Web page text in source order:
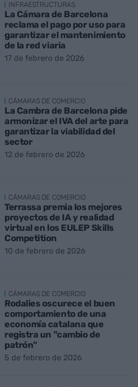
INFRAESTRUCTURAS
La Cámara de Barcelona
reclama el pago por uso para
garantizar el mantenimiento
de la red viaria
17 de febrero de 2026
CÁMARAS DE COMERCIO
La Cambra de Barcelona pide
armonizar el IVA del arte para
garantizar la viabilidad del
sector
12 de febrero de 2026
CÁMARAS DE COMERCIO
Terrassa premia los mejores
proyectos de IA y realidad
virtual en los EULEP Skills
Competition
10 de febrero de 2026
CÁMARAS DE COMERCIO
Rodalies oscurece el buen
comportamiento de una
economía catalana que
registra un "cambio de
patrón"
5 de febrero de 2026